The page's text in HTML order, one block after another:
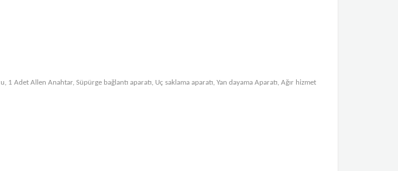
Allen Anahtar, Süpürge bağlantı aparatı, Uç saklama aparatı, Yan dayama Aparatı, Ağır hizmet